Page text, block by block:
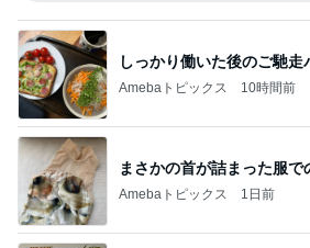
しっかり働いた後のご馳走
Amebaトピックス 10時間前
まさかの首が詰まった服で
Amebaトピックス 1日前